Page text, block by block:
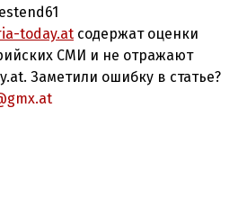
today.at содержат оценки
СМИ и не отражают
Заметили ошибку в статье?